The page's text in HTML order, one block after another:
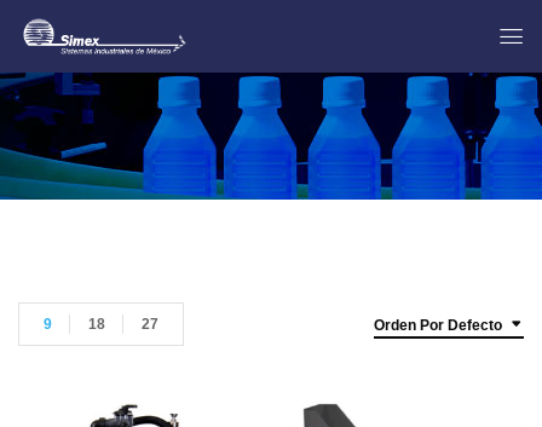
Orden Por Defecto
9 18 27